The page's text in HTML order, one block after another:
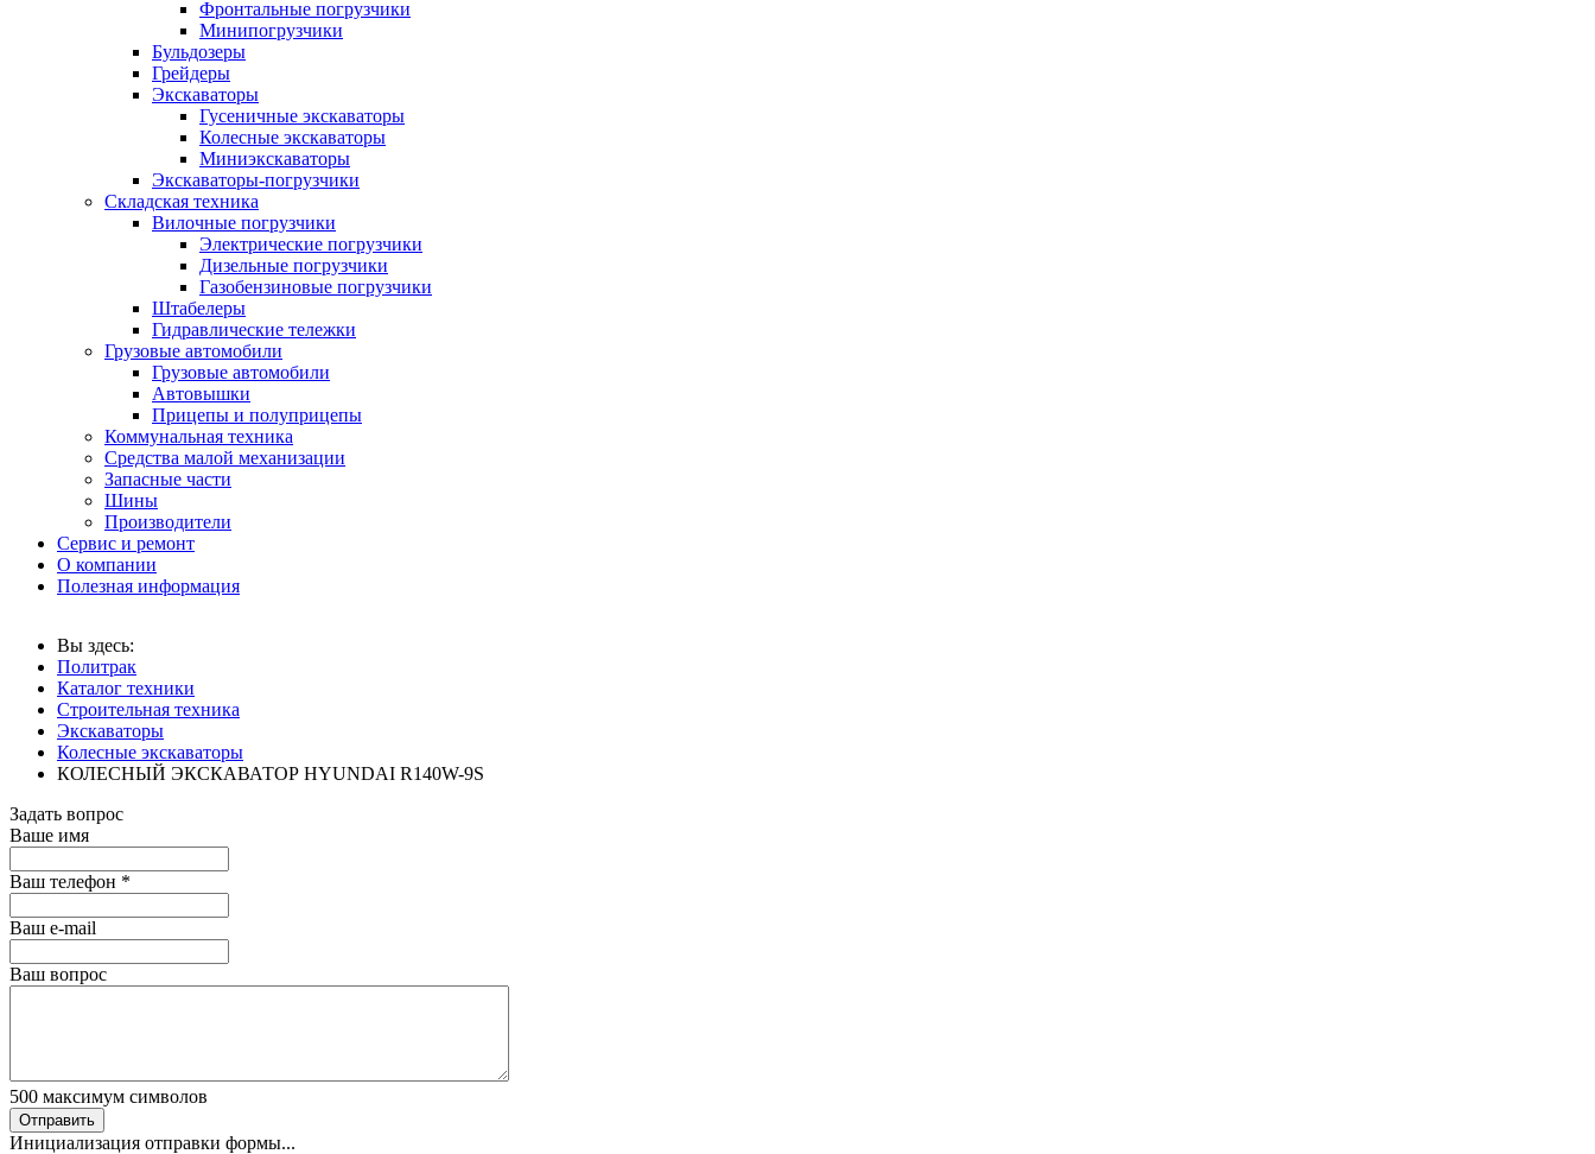
Фронтальные погрузчики
Минипогрузчики
Бульдозеры
Грейдеры
Экскаваторы
Гусеничные экскаваторы
Колесные экскаваторы
Миниэкскаваторы
Экскаваторы-погрузчики
Складская техника
Вилочные погрузчики
Электрические погрузчики
Дизельные погрузчики
Газобензиновые погрузчики
Штабелеры
Гидравлические тележки
Грузовые автомобили
Грузовые автомобили
Автовышки
Прицепы и полуприцепы
Коммунальная техника
Средства малой механизации
Запасные части
Шины
Производители
Сервис и ремонт
О компании
Полезная информация
Вы здесь:
Политрак
Каталог техники
Строительная техника
Экскаваторы
Колесные экскаваторы
КОЛЕСНЫЙ ЭКСКАВАТОР HYUNDAI R140W-9S
Задать вопрос
Ваше имя
Ваш телефон *
Ваш е-mail
Ваш вопрос
500 максимум символов
Отправить
Инициализация отправки формы...